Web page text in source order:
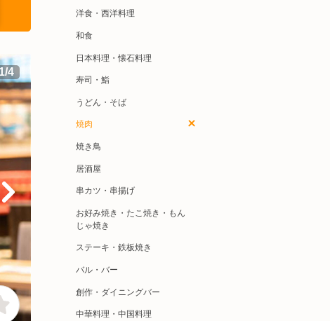
1/4
洋食・西洋料理
和食
日本料理・懐石料理
寿司・鮨
うどん・そば
焼肉
焼き鳥
居酒屋
串カツ・串揚げ
お好み焼き・たこ焼き・もん
じゃ焼き
ステーキ・鉄板焼き
バル・バー
創作・ダイニングバー
中華料理・中国料理